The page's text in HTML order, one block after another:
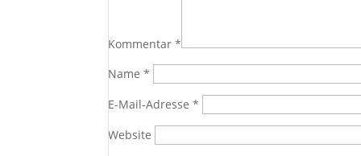
Kommentar*
Name*
E-Mail-Adresse*
Website